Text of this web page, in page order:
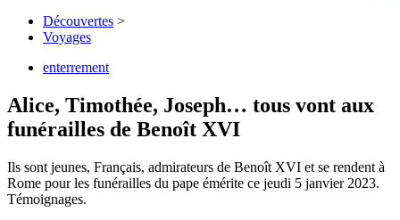
Découvertes >
Voyages
enterrement
Alice, Timothée, Joseph… tous vont aux
funérailles de Benoît XVI
Ils sont jeunes, Français, admirateurs de Benoît XVI et se rendent à
Rome pour les funérailles du pape émérite ce jeudi 5 janvier 2023.
Témoignages.